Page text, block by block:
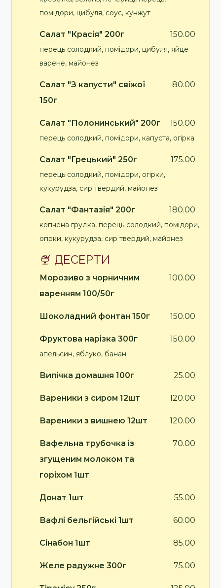
помідори, цибуля, соус, кунжут
Салат "Красія" 200г 150.00
перець солодкий, помідори, цибуля, яйце
варене, майонез
Салат "З капусти" свіжої
150г
80.00
Салат "Полонинський" 200г 150.00
перець солодкий, помідори, капуста, огірка
Салат "Грецький" 250г 175.00
перець солодкий, помідори, огірки,
кукурудза, сир твердий, майонез
Салат "Фантазія" 200г 180.00
копчена грудка, перець солодкий, помідори,
огірки, кукурудза, сир твердий, майонез
🍨 ДЕСЕРТИ
Морозиво з чорничним
варенням 100/50г
100.00
Шоколадний фонтан 150г 150.00
Фруктова нарізка 300г 150.00
апельсин, яблуко, банан
Випічка домашня 100г 25.00
Вареники з сиром 12шт 120.00
Вареники з вишнею 12шт 120.00
Вафельна трубочка із
згущеним молоком та
горіхом 1шт
70.00
Донат 1шт 55.00
Вафлі бельгійські 1шт 60.00
Сінабон 1шт 85.00
Желе радужне 300г 75.00